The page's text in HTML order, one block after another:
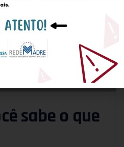
sabe o que